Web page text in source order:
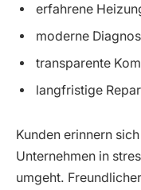
erfahrene
moderne
transparente
langfristige
Kunden erinnern
Unternehmen in
umgeht.